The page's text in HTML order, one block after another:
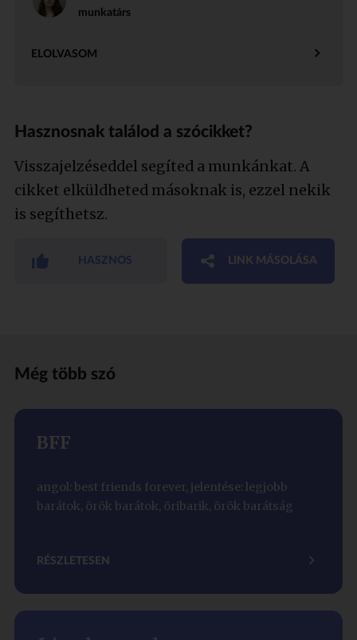
munkatárs
ELOLVASOM
Hasznosnak találod a szócikket?
Visszajelzéseddel segíted a munkánkat. A
cikket elküldheted másoknak is, ezzel nekik
is segíthetsz.
HASZNOS LINK MÁSOLÁSA
Még több szó
BFF
angol: best friends forever, jelentése: legjobb
barátok, örök barátok, öribarik, örök barátság
RÉSZLETESEN